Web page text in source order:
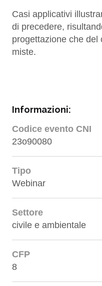
Casi applicativi
di precedere,
progettazione che del
miste.
Informazioni:
Codice evento CNI
23o90080
Tipo
Webinar
Settore
civile e ambientale
CFP
8